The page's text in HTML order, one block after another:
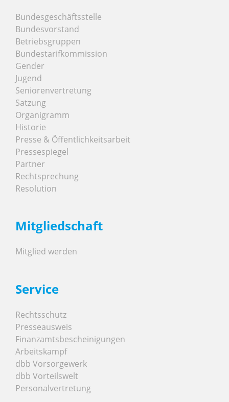
Bundesgeschäftsstelle
Bundesvorstand
Betriebsgruppen
Bundestarifkommission
Gender
Jugend
Seniorenvertretung
Satzung
Organigramm
Historie
Presse & Öffentlichkeitsarbeit
Pressespiegel
Partner
Rechtsprechung
Resolution
Mitgliedschaft
Mitglied werden
Service
Rechtsschutz
Presseausweis
Finanzamtsbescheinigungen
Arbeitskampf
dbb Vorsorgewerk
dbb Vorteilswelt
Personalvertretung